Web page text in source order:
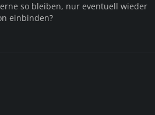
so bleiben, nur eventuell wieder
einbinden?